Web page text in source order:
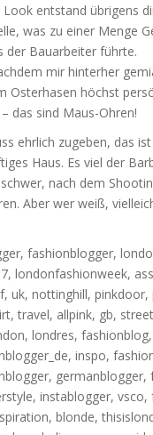
Look entstand übrigens
was zu einer Menge
der Bauarbeiter führte.
mir hinterher
Osterhasen höchst
das sind Maus-Ohren!
ehrlich zugeben, das
Haus. Es viel der
nach dem
Aber wer weiß,